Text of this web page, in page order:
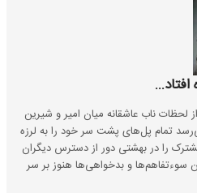
ناب عاشقانه میان امیر و شیرین
تمام پل‌های پشت سر خود را به لرزه
مشترک را در بهشتی دور از دسترس دیگران
سوءتفاهم‌ها و بدخواهی‌ها هنوز بر سر